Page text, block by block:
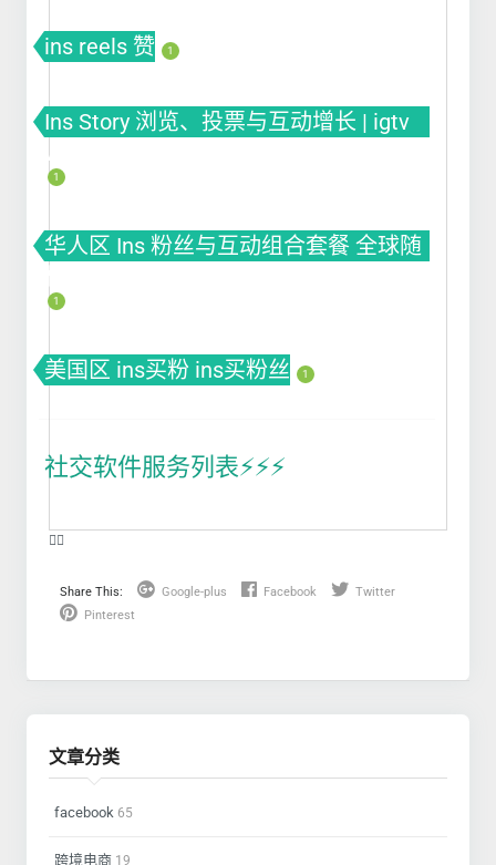
ins reels 赞 1
Ins Story 浏览、投票与互动增长 | igtv
views
1
华人区 Ins 粉丝与互动组合套餐 全球随
1
美国区 ins买粉 ins买粉丝 1
社交软件服务列表⚡️⚡️⚡️
❤️‍🔥
Share This: Google-plus Facebook
Twitter
Pinterest
文章分类
facebook 65
跨境电商 19